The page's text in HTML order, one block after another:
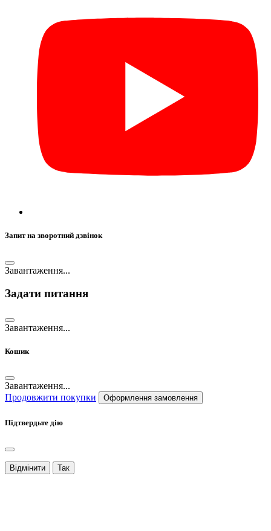
Запит на зворотний дзвінок
Завантаження...
Задати питання
Завантаження...
Кошик
Завантаження...
Продовжити покупки
Оформлення замовлення
Підтвердьте дію
Відмінити Так